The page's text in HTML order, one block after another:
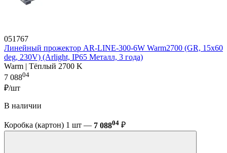
051767
Линейный прожектор AR-LINE-300-6W Warm2700 (GR, 15x60
deg, 230V) (Arlight, IP65 Металл, 3 года)
Warm | Тёплый 2700 K
7 08804
₽/шт
В наличии
Коробка (картон) 1 шт — 7 08804 ₽